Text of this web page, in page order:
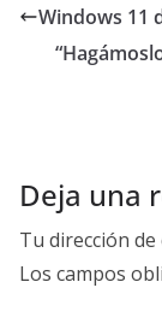
Windows 11
Deja una
Tu dirección
Los campos